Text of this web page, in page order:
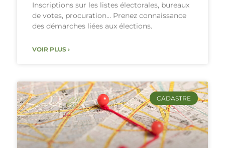
Inscriptions sur les listes électorales, bureaux
de votes, procuration… Prenez connaissance
des démarches liées aux élections.
VOIR PLUS ›
CADASTRE